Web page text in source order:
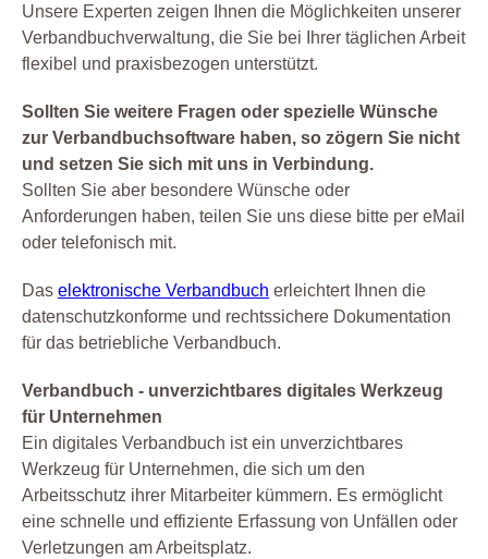
Unsere Experten zeigen Ihnen die Möglichkeiten unserer
Verbandbuchverwaltung, die Sie bei Ihrer täglichen Arbeit
flexibel und praxisbezogen unterstützt.
Sollten Sie weitere Fragen oder spezielle Wünsche
zur Verbandbuchsoftware haben, so zögern Sie nicht
und setzen Sie sich mit uns in Verbindung.
Sollten Sie aber besondere Wünsche oder
Anforderungen haben, teilen Sie uns diese bitte per eMail
oder telefonisch mit.
Das elektronische Verbandbuch erleichtert Ihnen die
datenschutzkonforme und rechtssichere Dokumentation
für das betriebliche Verbandbuch.
Verbandbuch - unverzichtbares digitales Werkzeug
für Unternehmen
Ein digitales Verbandbuch ist ein unverzichtbares
Werkzeug für Unternehmen, die sich um den
Arbeitsschutz ihrer Mitarbeiter kümmern. Es ermöglicht
eine schnelle und effiziente Erfassung von Unfällen oder
Verletzungen am Arbeitsplatz.